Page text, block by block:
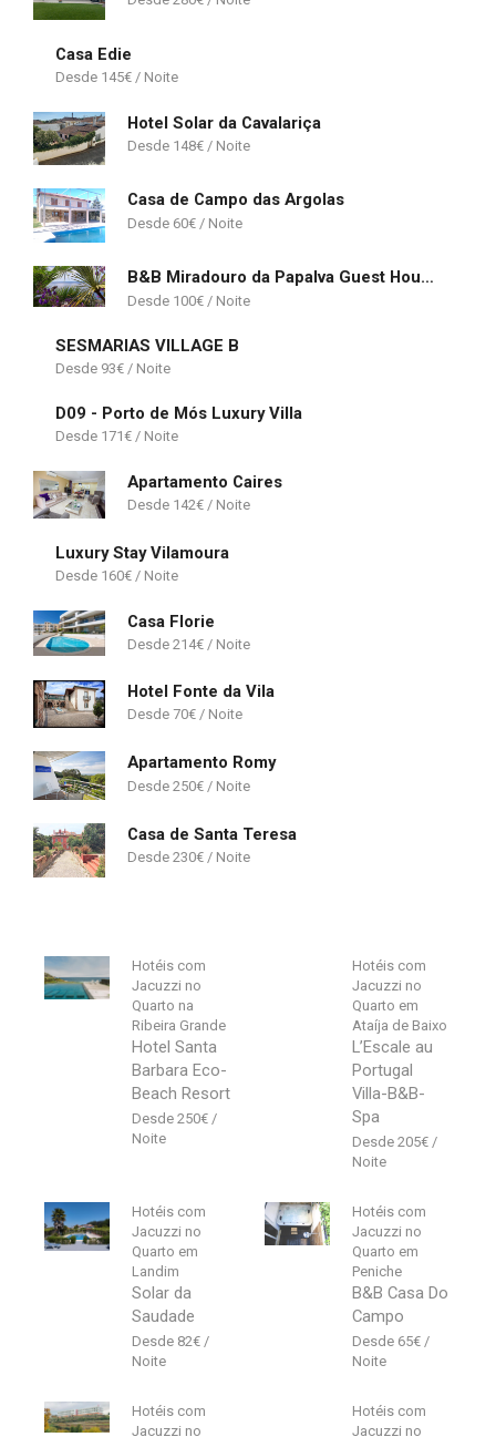
Casa Edie
145€
Hotel Solar da Cavalariça
148€
Casa de Campo das Argolas
60€
B&B Miradouro da Papalva Guest House - Pico - Azores
100€
SESMARIAS VILLAGE B
93€
D09 - Porto de Mós Luxury Villa
171€
Apartamento Caires
142€
Luxury Stay Vilamoura
160€
Casa Florie
214€
Hotel Fonte da Vila
70€
Apartamento Romy
250€
Casa de Santa Teresa
230€
Hotéis com
Jacuzzi no
Quarto na
Ribeira Grande
Hotel Santa
Barbara Eco-
Beach Resort
250€
Hotéis com
Jacuzzi no
Quarto em
Ataíja de Baixo
L’Escale au
Portugal
Villa-B&B-
Spa
205€
Hotéis com
Jacuzzi no
Quarto em
Landim
Solar da
Saudade
82€
Hotéis com
Jacuzzi no
Quarto em
Peniche
B&B Casa Do
Campo
65€
Hotéis com
Jacuzzi no
Hotéis com
Jacuzzi no